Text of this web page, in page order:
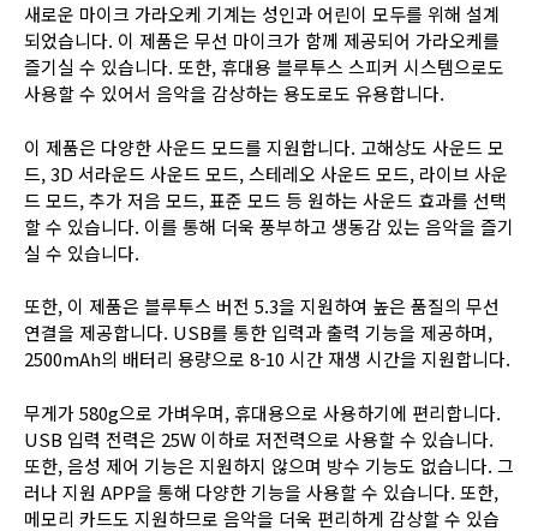
새로운 마이크 가라오케 기계는 성인과 어린이 모두를 위해 설계
되었습니다. 이 제품은 무선 마이크가 함께 제공되어 가라오케를
즐기실 수 있습니다. 또한, 휴대용 블루투스 스피커 시스템으로도
사용할 수 있어서 음악을 감상하는 용도로도 유용합니다.
이 제품은 다양한 사운드 모드를 지원합니다. 고해상도 사운드 모
드, 3D 서라운드 사운드 모드, 스테레오 사운드 모드, 라이브 사운
드 모드, 추가 저음 모드, 표준 모드 등 원하는 사운드 효과를 선택
할 수 있습니다. 이를 통해 더욱 풍부하고 생동감 있는 음악을 즐기
실 수 있습니다.
또한, 이 제품은 블루투스 버전 5.3을 지원하여 높은 품질의 무선
연결을 제공합니다. USB를 통한 입력과 출력 기능을 제공하며,
2500mAh의 배터리 용량으로 8-10 시간 재생 시간을 지원합니다.
무게가 580g으로 가벼우며, 휴대용으로 사용하기에 편리합니다.
USB 입력 전력은 25W 이하로 저전력으로 사용할 수 있습니다.
또한, 음성 제어 기능은 지원하지 않으며 방수 기능도 없습니다. 그
러나 지원 APP을 통해 다양한 기능을 사용할 수 있습니다. 또한,
메모리 카드도 지원하므로 음악을 더욱 편리하게 감상할 수 있습